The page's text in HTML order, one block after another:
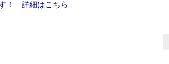
！ 詳細はこちら